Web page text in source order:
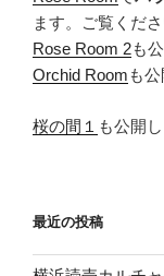
ます。ご覧くださ
Rose Room 2も
Orchid Room も
桜の間１ も公開
最近の投稿